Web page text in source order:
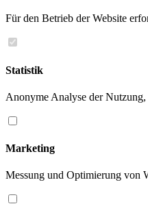
Für den Betrieb der Website
Statistik
Anonyme Analyse der Nutzung,
Marketing
Messung und Optimierung von